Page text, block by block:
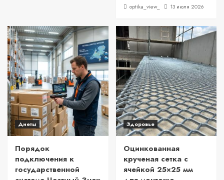
optika_view_ 13 июля 2026
Диеты
Порядок
подключения к
государственной
Здоровье
Оцинкованная
крученая сетка с
ячейкой 25×25 мм